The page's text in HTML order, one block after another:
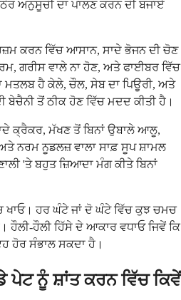
ਅਨੁਸੂਚੀ ਦਾ ਪਾਲਣ ਕਰਨ ਦੀ ਬਜਾਏ
ਕਰਨ ਵਿੱਚ ਆਸਾਨ, ਸਾਦੇ ਭੋਜਨ ਦੀ ਚੋਣ
ਗਰੀਸ ਵਾਲੇ ਨਾ ਹੋਣ, ਅਤੇ ਫਾਈਬਰ ਵਿੱਚ
ਮਤਲਬ ਹੈ ਕੇਲੇ, ਚੌਲ, ਸੇਬ ਦਾ ਪਿਊਰੀ, ਅਤੇ
ਤੋਂ ਠੀਕ ਹੋਣ ਵਿੱਚ ਮਦਦ ਕੀਤੀ ਹੈ।
ਕ੍ਰੈਕਰ, ਮੱਖਣ ਤੋਂ ਬਿਨਾਂ ਉਬਾਲੇ ਆਲੂ,
ਨਰਮ ਨੂਡਲਜ਼ ਵਾਲਾ ਸਾਫ਼ ਸੂਪ ਸ਼ਾਮਲ
'ਤੇ ਬਹੁਤ ਜ਼ਿਆਦਾ ਮੰਗ ਕੀਤੇ ਬਿਨਾਂ
ਖਾਓ। ਹਰ ਘੰਟੇ ਜਾਂ ਦੋ ਘੰਟੇ ਵਿੱਚ ਕੁਝ ਚਮਚ
ਹੌਲੀ-ਹੌਲੀ ਹਿੱਸੇ ਦੇ ਆਕਾਰ ਵਧਾਓ ਜਿਵੇਂ ਕਿ
ਹੋਰ ਸੰਭਾਲ ਸਕਦਾ ਹੈ।
ਪੇਟ ਨੂੰ ਸ਼ਾਂਤ ਕਰਨ ਵਿੱਚ ਕਿਵੇਂ